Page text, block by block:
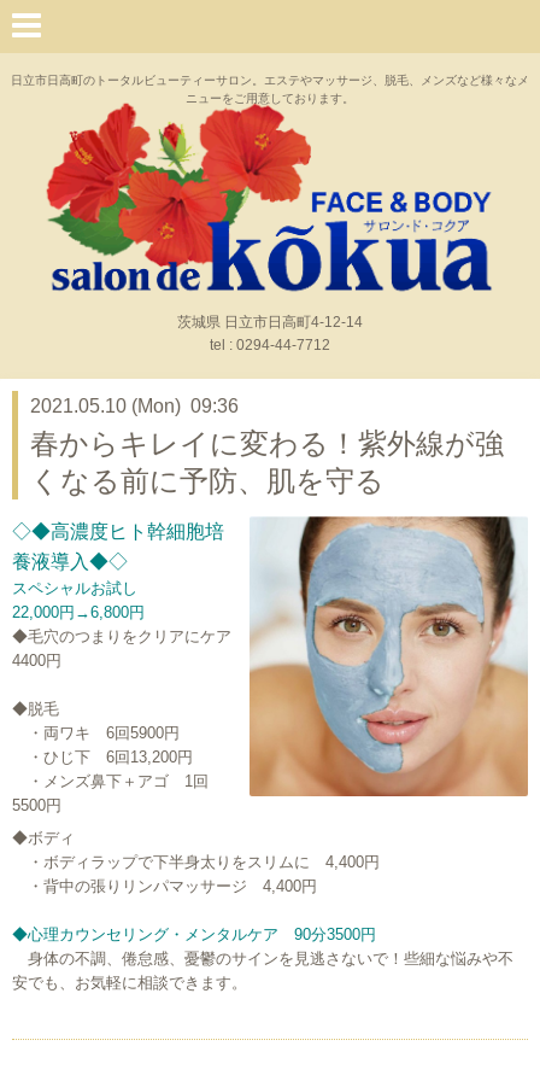
日立市日高町のトータルビューティーサロン。エステやマッサージ、脱毛、メンズなど様々なメ
ニューをご用意しております。
茨城県 日立市日高町4-12-14
tel : 0294-44-7712
2021.05.10 (Mon) 09:36
春からキレイに変わる！紫外線が強
くなる前に予防、肌を守る
◇◆高濃度ヒト幹細胞培
養液導入◆◇
スペシャルお試し
22,000円→6,800円
◆毛穴のつまりをクリアにケア
4400円
◆脱毛
・両ワキ 6回5900円
・ひじ下 6回13,200円
・メンズ鼻下＋アゴ 1回
5500円
◆ボディ
・ボディラップで下半身太りをスリムに 4,400円
・背中の張りリンパマッサージ 4,400円
◆心理カウンセリング・メンタルケア 90分3500円
身体の不調、倦怠感、憂鬱のサインを見逃さないで！些細な悩みや不
安でも、お気軽に相談できます。